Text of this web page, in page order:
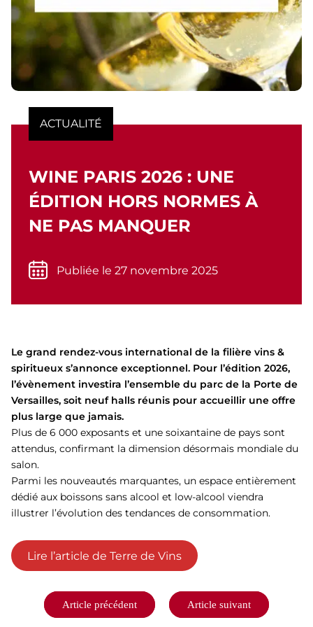
ACTUALITÉ
WINE PARIS 2026 : UNE
ÉDITION HORS NORMES À
NE PAS MANQUER
Publiée le 27 novembre 2025
Le grand rendez-vous international de la filière vins &
spiritueux s’annonce exceptionnel. Pour l’édition 2026,
l’évènement investira l’ensemble du parc de la Porte de
Versailles, soit neuf halls réunis pour accueillir une offre
plus large que jamais.
Plus de 6 000 exposants et une soixantaine de pays sont
attendus, confirmant la dimension désormais mondiale du
salon.
Parmi les nouveautés marquantes, un espace entièrement
dédié aux boissons sans alcool et low-alcool viendra
illustrer l’évolution des tendances de consommation.
Lire l’article de Terre de Vins
Navigation
Article précédent Article suivant